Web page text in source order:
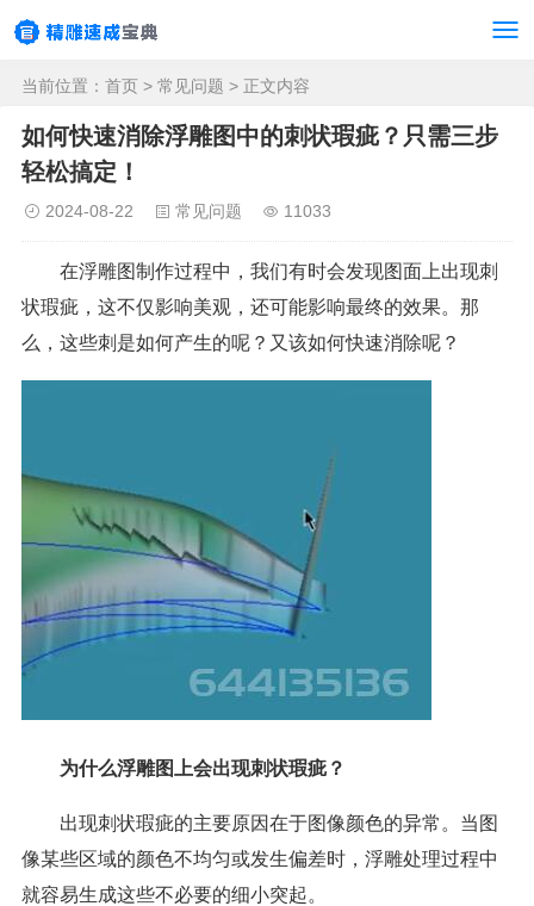
当前位置： 首页 > 常见问题 > 正文内容
如何快速消除浮雕图中的刺状瑕疵？只需三步
轻松搞定！
2024-08-22 常见问题 11033
在浮雕图制作过程中，我们有时会发现图面上出现刺
状瑕疵，这不仅影响美观，还可能影响最终的效果。那
么，这些刺是如何产生的呢？又该如何快速消除呢？
为什么浮雕图上会出现刺状瑕疵？
出现刺状瑕疵的主要原因在于图像颜色的异常。当图
像某些区域的颜色不均匀或发生偏差时，浮雕处理过程中
就容易生成这些不必要的细小突起。